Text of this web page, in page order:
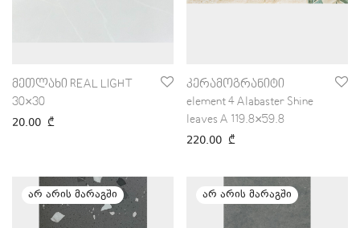
მეთლახი REAL LIGHT
30×30
20.00 ₾
კერამოგრანიტი
element 4 Alabaster Shine
leaves A 119.8×59.8
220.00 ₾